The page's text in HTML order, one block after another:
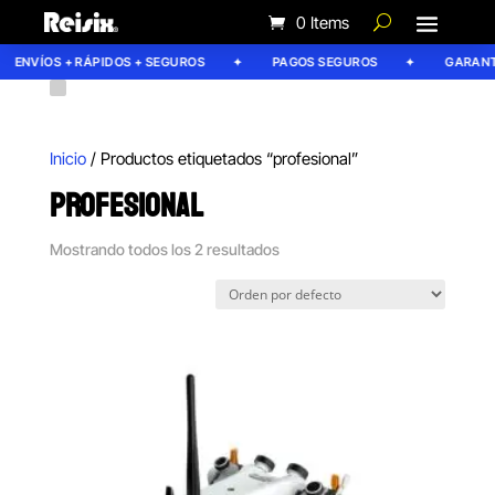
0 Items
ENVÍOS + RÁPIDOS + SEGUROS PAGOS SEGUROS
Inicio/ Productos etiquetados “profesional”
PROFESIONAL
Mostrando todos los 2 resultados